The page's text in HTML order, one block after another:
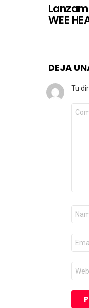
WEE
DEJA
Tu
*
Web